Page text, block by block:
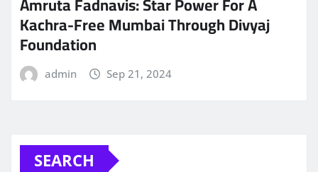
Kachra-Free Mumbai Through Divyaj
Foundation
admin Sep 21, 2024
SEARCH